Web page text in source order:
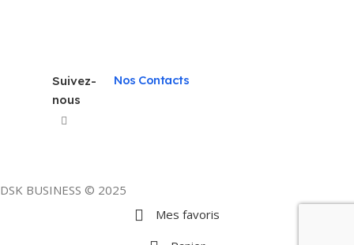
Suivez-
nous
Nos Contacts
DSK BUSINESS © 2025
Mes favoris